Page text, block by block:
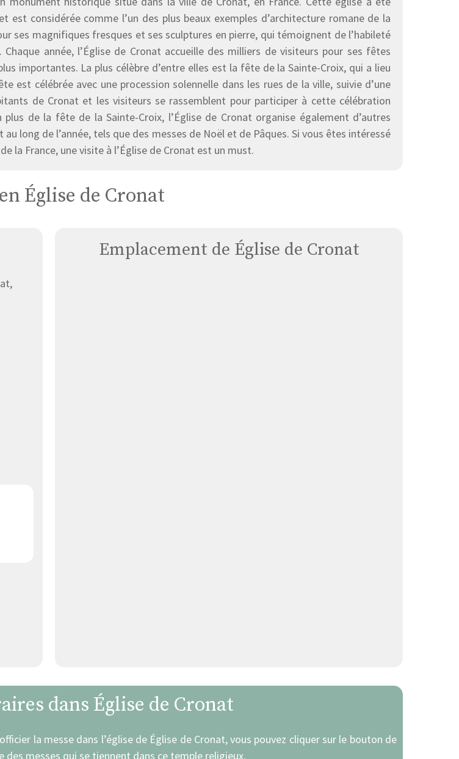
est considérée comme l’un des plus beaux exemples d’architecture romane de la
ses magnifiques fresques et ses sculptures en pierre, qui témoignent de l’habileté
Chaque année, l’Église de Cronat accueille des milliers de visiteurs pour ses fêtes
importantes. La plus célèbre d’entre elles est la fête de la Sainte-Croix, qui a lieu
est célébrée avec une procession solennelle dans les rues de la ville, suivie d’une
de Cronat et les visiteurs se rassemblent pour participer à cette célébration
de la fête de la Sainte-Croix, l’Église de Cronat organise également d’autres
long de l’année, tels que des messes de Noël et de Pâques. Si vous êtes intéressé
la France, une visite à l’Église de Cronat est un must.
Église de Cronat
Emplacement de Église de Cronat
dans Église de Cronat
la messe dans l’église de Église de Cronat, vous pouvez cliquer sur le bouton de
messes qui se tiennent dans ce temple religieux.